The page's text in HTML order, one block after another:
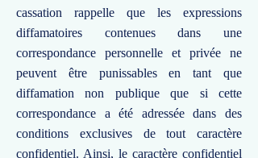
cassation rappelle que les expressions
diffamatoires contenues dans une
correspondance personnelle et privée ne
peuvent être punissables en tant que
diffamation non publique que si cette
correspondance a été adressée dans des
conditions exclusives de tout caractère
confidentiel. Ainsi, le caractère confidentiel